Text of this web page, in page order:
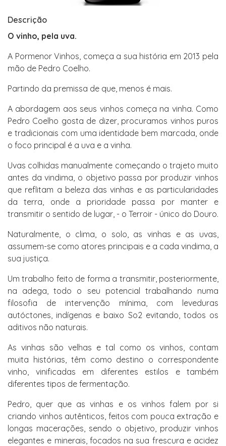
Descrição
O vinho, pela uva.
A Pormenor Vinhos, começa a sua história em 2013 pela
mão de Pedro Coelho.
Partindo da premissa de que, menos é mais.
A abordagem aos seus vinhos começa na vinha. Como
Pedro Coelho gosta de dizer, procuramos vinhos puros
e tradicionais com uma identidade bem marcada, onde
o foco principal é a uva e a vinha.
Uvas colhidas manualmente começando o trajeto muito
antes da vindima, o objetivo passa por produzir vinhos
que reflitam a beleza das vinhas e as particularidades
da terra, onde a prioridade passa por manter e
transmitir o sentido de lugar, - o Terroir - único do Douro.
Naturalmente, o clima, o solo, as vinhas e as uvas,
assumem-se como atores principais e a cada vindima, a
sua justiça.
Um trabalho feito de forma a transmitir, posteriormente,
na adega, todo o seu potencial trabalhando numa
filosofia de intervenção mínima, com leveduras
autóctones, indígenas e baixo So2 evitando, todos os
aditivos não naturais.
As vinhas são velhas e tal como os vinhos, contam
muita histórias, têm como destino o correspondente
vinho, vinificadas em diferentes estilos e também
diferentes tipos de fermentação.
Pedro, quer que as vinhas e os vinhos falem por si
criando vinhos autênticos, feitos com pouca extração e
longas macerações, sendo o objetivo, produzir vinhos
elegantes e minerais, focados na sua frescura e acidez